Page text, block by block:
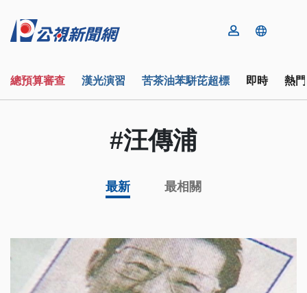
總預算審查 漢光演習 苦茶油苯駢芘超標 即時 熱
#汪傳浦
最新 最相關